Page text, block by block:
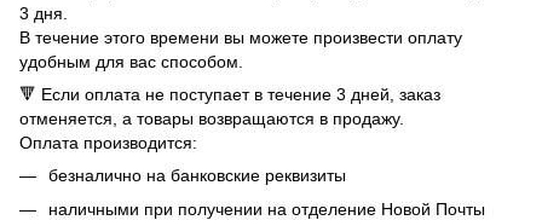
3 дня.
В течение этого времени вы можете произвести оплату
удобным для вас способом.
🔻 Если оплата не поступает в течение 3 дней, заказ
отменяется, а товары возвращаются в продажу.
Оплата производится:
безналично на банковские реквизиты
наличными при получении на отделение Новой Почты